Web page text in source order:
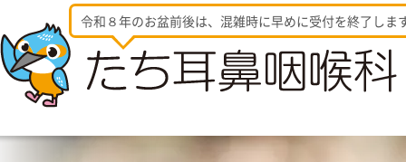
令和８年のお盆前後は、混雑時に早めに受付を終了しま